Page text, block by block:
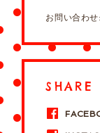
お問い合わ
SHARE